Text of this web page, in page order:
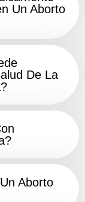
Un Aborto
De La
Aborto